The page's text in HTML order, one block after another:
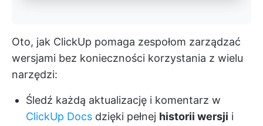
Oto, jak ClickUp pomaga zespołom zarządzać
wersjami bez konieczności korzystania z wielu
narzędzi:
Śledź każdą aktualizację i komentarz w
ClickUp Docs dzięki pełnej historii wersji i